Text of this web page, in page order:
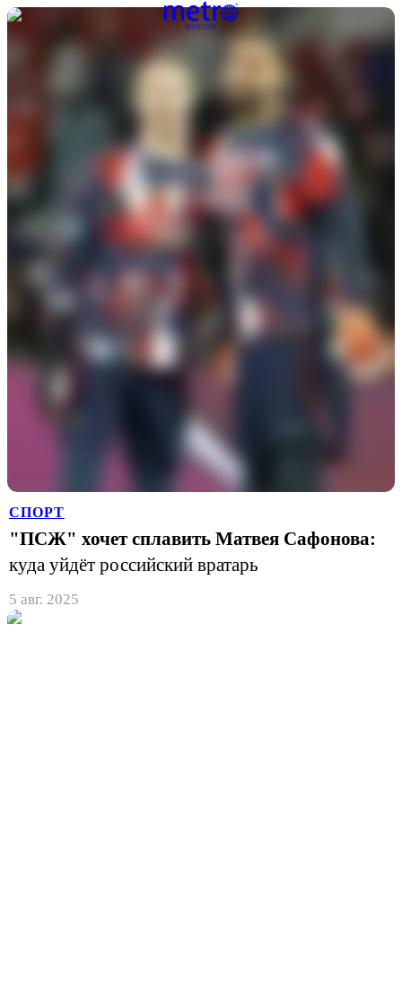
СПОРТ
"ПСЖ" хочет сплавить Матвея Сафонова:
куда уйдёт российский вратарь
5 авг. 2025